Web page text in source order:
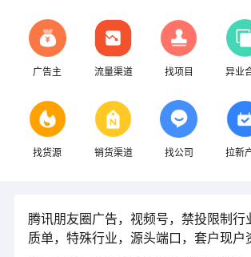
广告主 流量渠道 找项目 异业
找货源 销货渠道 找公司 拉新
腾讯朋友圈广告，视频号，禁投限制行
质单，特殊行业，源头端口，套户现户